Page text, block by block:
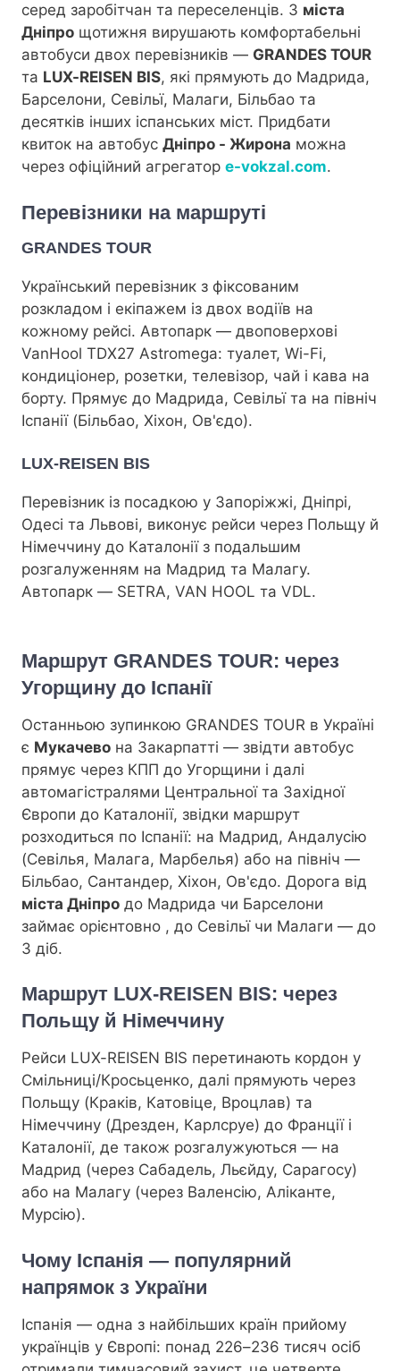
серед заробітчан та переселенців. З міста
Дніпро щотижня вирушають комфортабельні
автобуси двох перевізників — GRANDES TOUR
та LUX-REISEN BIS, які прямують до Мадрида,
Барселони, Севільї, Малаги, Більбао та
десятків інших іспанських міст. Придбати
квиток на автобус Дніпро - Жирона можна
через офіційний агрегатор e-vokzal.com.
Перевізники на маршруті
GRANDES TOUR
Український перевізник з фіксованим
розкладом і екіпажем із двох водіїв на
кожному рейсі. Автопарк — двоповерхові
VanHool TDX27 Astromega: туалет, Wi-Fi,
кондиціонер, розетки, телевізор, чай і кава на
борту. Прямує до Мадрида, Севільї та на північ
Іспанії (Більбао, Хіхон, Ов'єдо).
LUX-REISEN BIS
Перевізник із посадкою у Запоріжжі, Дніпрі,
Одесі та Львові, виконує рейси через Польщу й
Німеччину до Каталонії з подальшим
розгалуженням на Мадрид та Малагу.
Автопарк — SETRA, VAN HOOL та VDL.
Маршрут GRANDES TOUR: через
Угорщину до Іспанії
Останньою зупинкою GRANDES TOUR в Україні
є Мукачево на Закарпатті — звідти автобус
прямує через КПП до Угорщини і далі
автомагістралями Центральної та Західної
Європи до Каталонії, звідки маршрут
розходиться по Іспанії: на Мадрид, Андалусію
(Севілья, Малага, Марбелья) або на північ —
Більбао, Сантандер, Хіхон, Ов'єдо. Дорога від
міста Дніпро до Мадрида чи Барселони
займає орієнтовно , до Севільї чи Малаги — до
3 діб.
Маршрут LUX-REISEN BIS: через
Польщу й Німеччину
Рейси LUX-REISEN BIS перетинають кордон у
Смільниці/Кросьценко, далі прямують через
Польщу (Краків, Катовіце, Вроцлав) та
Німеччину (Дрезден, Карлсруе) до Франції і
Каталонії, де також розгалужуються — на
Мадрид (через Сабадель, Льєйду, Сарагосу)
або на Малагу (через Валенсію, Аліканте,
Мурсію).
Чому Іспанія — популярний
напрямок з України
Іспанія — одна з найбільших країн прийому
українців у Європі: понад 226–236 тисяч осіб